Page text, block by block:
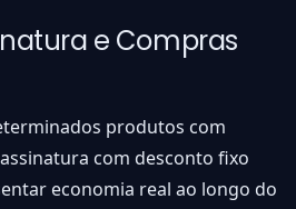
e Compras
produtos com
com desconto fixo
economia real ao longo do